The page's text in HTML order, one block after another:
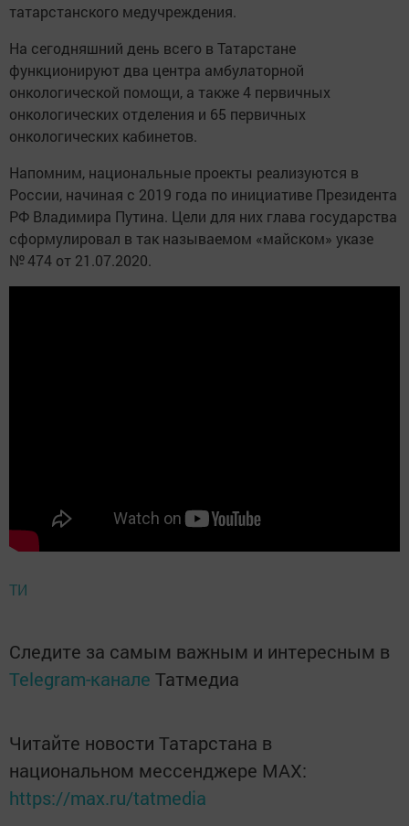
татарстанского медучреждения.
На сегодняшний день всего в Татарстане
функционируют два центра амбулаторной
онкологической помощи, а также 4 первичных
онкологических отделения и 65 первичных
онкологических кабинетов.
Напомним, национальные проекты реализуются в
России, начиная с 2019 года по инициативе Президента
РФ Владимира Путина. Цели для них глава государства
сформулировал в так называемом «майском» указе
№ 474 от 21.07.2020.
ТИ
Следите за самым важным и интересным в
Telegram-канале Татмедиа
Читайте новости Татарстана в
национальном мессенджере MАХ:
https://max.ru/tatmedia